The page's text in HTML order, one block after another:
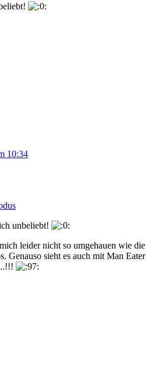
10:34
unbeliebt!
leider nicht so umgehauen wie die
Genauso sieht es auch mit Man Eater